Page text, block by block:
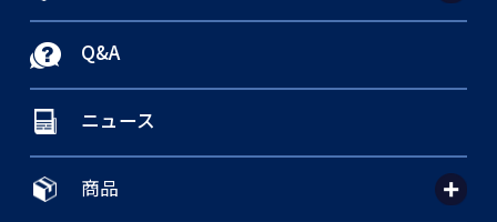
Q&A
ニュース
商品